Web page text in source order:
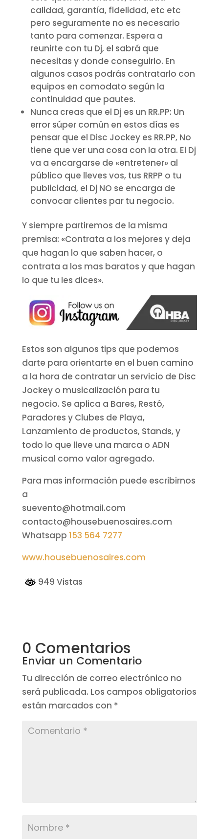
calidad, garantía, fidelidad, etc etc
pero seguramente no es necesario
tanto para comenzar. Espera a
reunirte con tu Dj, el sabrá que
necesitas y donde conseguirlo. En
algunos casos podrás contratarlo con
equipos en comodato según la
continuidad que pautes.
Nunca creas que el Dj es un RR.PP: Un
error súper común en estos días es
pensar que el Disc Jockey es RR.PP, No
tiene que ver una cosa con la otra. El Dj
va a encargarse de «entretener» al
público que lleves vos, tus RRPP o tu
publicidad, el Dj NO se encarga de
convocar clientes par tu negocio.
Y siempre partiremos de la misma
premisa: «Contrata a los mejores y deja
que hagan lo que saben hacer, o
contrata a los mas baratos y que hagan
lo que tu les dices».
Estos son algunos tips que podemos
darte para orientarte en el buen camino
a la hora de contratar un servicio de Disc
Jockey o musicalización para tu
negocio. Se aplica a Bares, Restó,
Paradores y Clubes de Playa,
Lanzamiento de productos, Stands, y
todo lo que lleve una marca o ADN
musical como valor agregado.
Para mas información puede escribirnos
a
suevento@hotmail.com
contacto@housebuenosaires.com
Whatsapp 153 564 7277
www.housebuenosaires.com
949 Vistas
0 Comentarios
Enviar un Comentario
Tu dirección de correo electrónico no
será publicada. Los campos obligatorios
están marcados con *